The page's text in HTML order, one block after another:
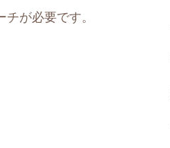
が必要です。